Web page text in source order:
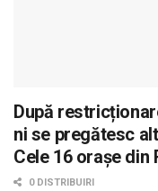
După
ni se pregătesc
Cele 16 orașe din
dorește aplicarea
0 DISTRIBUIRI